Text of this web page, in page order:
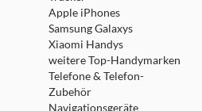
Apple iPhones
Samsung Galaxys
Xiaomi Handys
weitere Top-Handymarken
Telefone & Telefon-
Zubehör
Navigationsgeräte